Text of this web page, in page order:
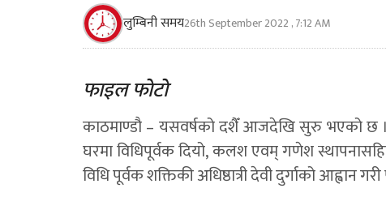
लुम्बिनी समय26th September 2022 , 7:12 AM
फाइल फाेटाे
काठमाण्डाै – यसवर्षको दशैँ आजदेखि सुरु भएको छ
घरमा विधिपूर्वक दियो, कलश एवम् गणेश
विधि पूर्वक शक्तिकी अधिष्ठात्री देवी दुर्गाको आह्वान